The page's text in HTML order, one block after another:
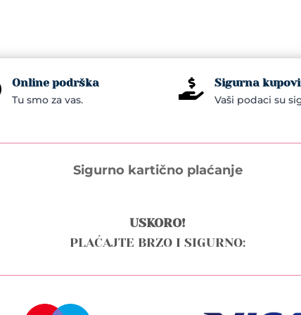
Online podrška
Tu smo za vas.  Sigurna
Vaši podaci su
Sigurno kartično plaćanje
USKORO!
PLAĆAJTE BRZO I SIGURNO: